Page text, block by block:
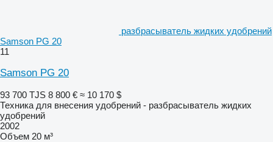
разбрасыватель жидких удобрений
Samson PG 20
11
Samson PG 20
93 700 TJS 8 800 € ≈ 10 170 $
Техника для внесения удобрений - разбрасыватель жидких
удобрений
2002
Объем 20 м³